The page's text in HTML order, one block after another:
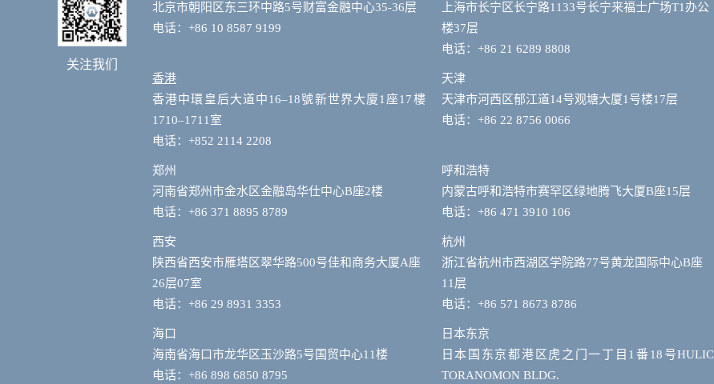
北京市朝阳区东三环中路5号财富金融中心35-36层
电话：+86 10 8587 9199
上海市长宁区长宁路1133号长宁来福士广场T1办公
楼37层
电话：+86 21 6289 8808
香港
香港中環皇后大道中16–18號新世界大廈1座17樓
1710–1711室
电话：+852 2114 2208
天津
天津市河西区郁江道14号观塘大厦1号楼17层
电话：+86 22 8756 0066
郑州
河南省郑州市金水区金融岛华仕中心B座2楼
电话：+86 371 8895 8789
呼和浩特
内蒙古呼和浩特市赛罕区绿地腾飞大厦B座15层
电话：+86 471 3910 106
西安
陕西省西安市雁塔区翠华路500号佳和商务大厦A座
26层07室
电话：+86 29 8931 3353
杭州
浙江省杭州市西湖区学院路77号黄龙国际中心B座
11层
电话：+86 571 8673 8786
海口
海南省海口市龙华区玉沙路5号国贸中心11楼
电话：+86 898 6850 8795
日本东京
日本国东京都港区虎之门一丁目1番18号HULIC
TORANOMON BLDG.
关注我们